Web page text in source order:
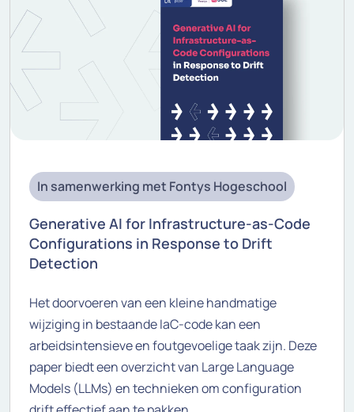
In samenwerking met Fontys Hogeschool
Generative AI for Infrastructure-as-Code
Configurations in Response to Drift
Detection
Het doorvoeren van een kleine handmatige
wijziging in bestaande IaC-code kan een
arbeidsintensieve en foutgevoelige taak zijn. Deze
paper biedt een overzicht van Large Language
Models (LLMs) en technieken om configuration